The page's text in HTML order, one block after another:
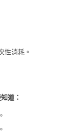
性消耗。
道：